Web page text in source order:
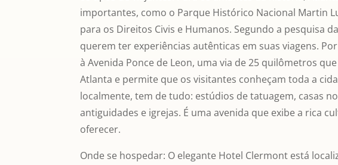
importantes, como o Parque Histórico Nacional Martin
para os Direitos Civis e Humanos. Segundo a pesquisa
querem ter experiências autênticas em suas viagens.
à Avenida Ponce de Leon, uma via de 25 quilômetros
Atlanta e permite que os visitantes conheçam toda a
localmente, tem de tudo: estúdios de tatuagem, casas
antiguidades e igrejas. É uma avenida que exibe a rica
oferecer.
Onde se hospedar: O elegante Hotel Clermont está